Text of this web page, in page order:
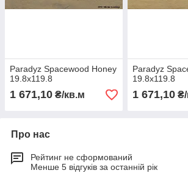
Paradyz Spacewood Honey
19.8x119.8
1 671,10 ₴/кв.м
Paradyz
19.8x119.8
1 671,10₴/
Про нас
Рейтинг не сформований
Менше 5 відгуків за останній рік